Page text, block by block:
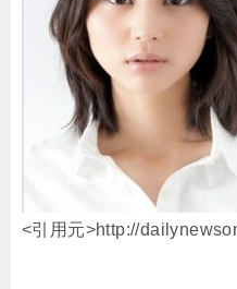
<引用元>http://